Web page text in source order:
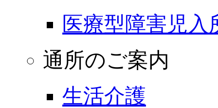
医療型障害児
通所のご案内
生活介護